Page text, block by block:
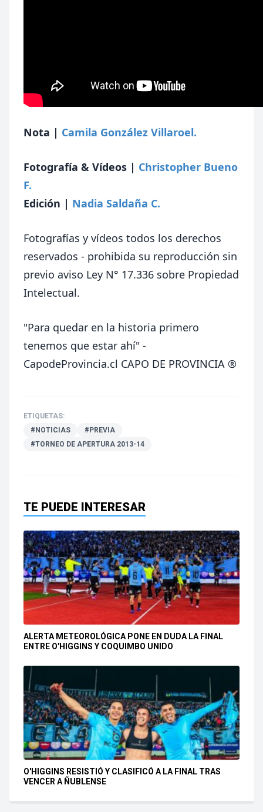
Nota | Camila González Villaroel.
Fotografía & Vídeos | Christopher Bueno
F.
Edición | Nadia Saldaña C.
Fotografías y vídeos todos los derechos
reservados - prohibida su reproducción sin
previo aviso Ley N° 17.336 sobre Propiedad
Intelectual.
"Para quedar en la historia primero
tenemos que estar ahí" -
CapodeProvincia.cl CAPO DE PROVINCIA ®
ETIQUETAS:
#NOTICIAS
#PREVIA
#TORNEO DE APERTURA 2013-14
TE PUEDE INTERESAR
ALERTA METEOROLÓGICA PONE EN DUDA LA FINAL
ENTRE O'HIGGINS Y COQUIMBO UNIDO
O'HIGGINS RESISTIÓ Y CLASIFICÓ A LA FINAL TRAS
VENCER A ÑUBLENSE